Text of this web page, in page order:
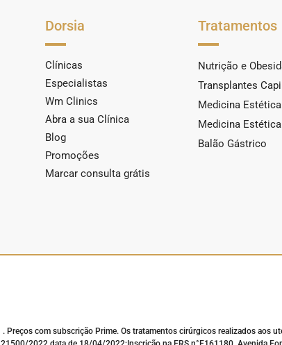
Dorsia
Clínicas
Especialistas
Wm Clinics
Abra a sua Clínica
Blog
Promoções
Marcar consulta grátis
Tratamentos
Nutrição e
Transplantes
Medicina
Medicina
Balão Gástrico
com subscrição Prime. Os tratamentos cirúrgicos realizados aos